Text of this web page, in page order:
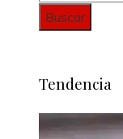
Tendencia